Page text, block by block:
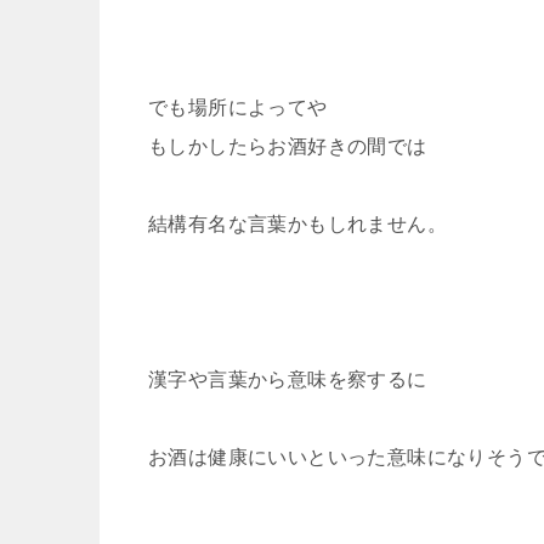
でも場所によってや
もしかしたらお酒好きの間では
結構有名な言葉かもしれません。
漢字や言葉から意味を察するに
お酒は健康にいいといった意味になりそう